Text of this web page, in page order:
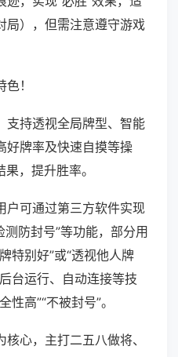
局），但需注意遵守游戏
！
支持透视全局牌型、智能
好牌率及快速自摸等操
，提升胜率。
户可通过第三方软件实现
测防封号”等功能，部分用
特别好”或“透视他人牌
台运行、自动连接等技
高”“不被封号”。
心，主打二五八做将、